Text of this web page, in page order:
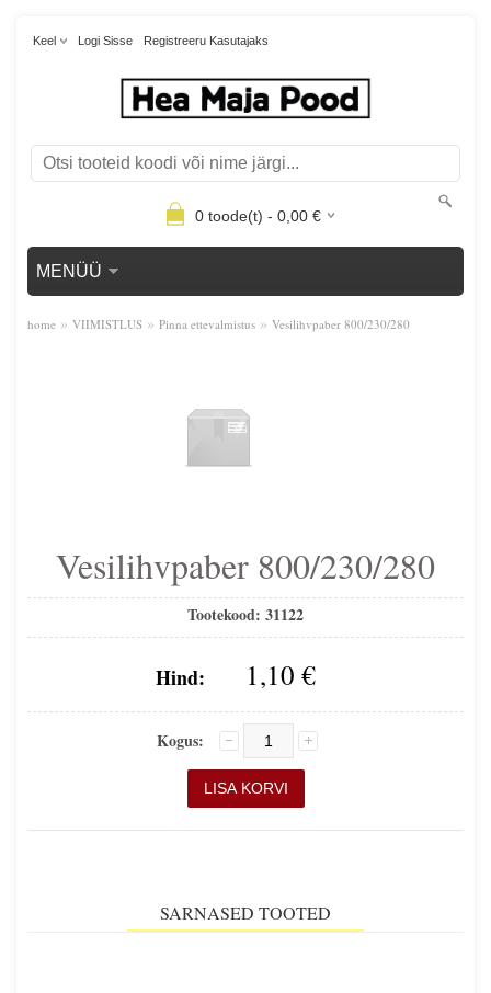
Keel Logi Sisse Registreeru Kasutajaks
0toode(t) - 0,00€
MENÜÜ
home » VIIMISTLUS » Pinna ettevalmistus » Vesilihvpaber 800/230/280
Vesilihvpaber 800/230/280
Tootekood: 31122
Hind: 1,10 €
Kogus:
SARNASED TOOTED